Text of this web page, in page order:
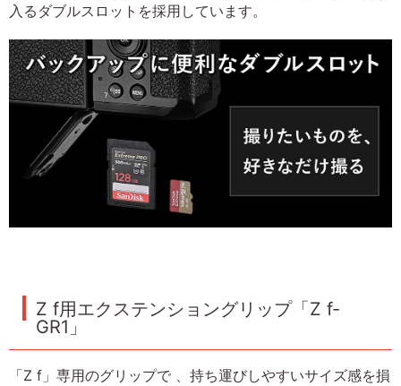
入るダブルスロットを採用しています。
Z f用エクステンショングリップ「Z f-
GR1」
「Z f」専用のグリップで 、持ち運びしやすいサイズ感を損